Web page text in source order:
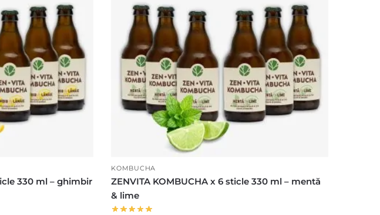
330 ml – ghimbir
KOMBUCHA
ZENVITA KOMBUCHA x 6 sticle 330 ml – mentă
& lime